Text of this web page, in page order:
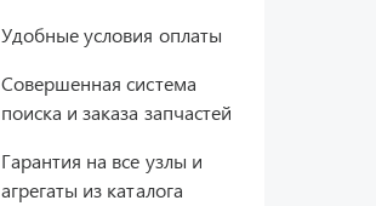
Удобные условия оплаты
Совершенная система
поиска и заказа запчастей
Гарантия на все узлы и
агрегаты из каталога